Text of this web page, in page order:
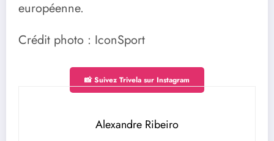
européenne.
Crédit photo : IconSport
📸 Suivez Trivela sur Instagram
Alexandre Ribeiro